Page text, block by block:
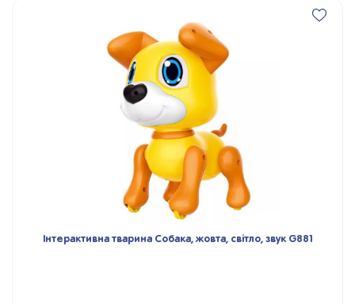
Інтерактивна тварина Собака, жовта, світло, звук G881